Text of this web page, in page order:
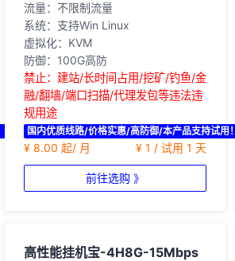
流量：不限制流量
系统：支持Win Linux
虚拟化：KVM
防御：100G高防
禁止：建站/长时间占用/挖矿/钓鱼/金
融/翻墙/端口扫描/代理发包等违法违
规用途
国内优质线路/价格实惠/高防御/本产品支持试用！
¥ 8.00 起/ 月 ¥ 1 / 试用 1 天
前往选购 》
高性能挂机宝-4H8G-15Mbps